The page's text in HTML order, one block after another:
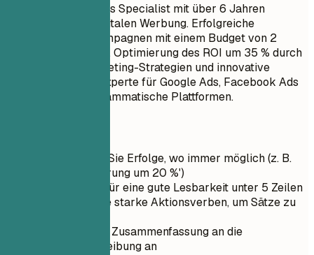
Senior Ad Operations Specialist mit über 6 Jahren
Erfahrung in der digitalen Werbung. Erfolgreiche
Verwaltung von Kampagnen mit einem Budget von 2
Millionen US-Dollar, Optimierung des ROI um 35 % durch
fortschrittliche Targeting-Strategien und innovative
Anzeigenformate. Experte für Google Ads, Facebook Ads
Manager und programmatische Plattformen.
Quantifizieren Sie Erfolge, wo immer möglich (z. B.
'Umsatzsteigerung um 20 %')
Halten Sie es für eine gute Lesbarkeit unter 5 Zeilen
Verwenden Sie starke Aktionsverben, um Sätze zu
Passen Sie die Zusammenfassung an die
Stellenbeschreibung an